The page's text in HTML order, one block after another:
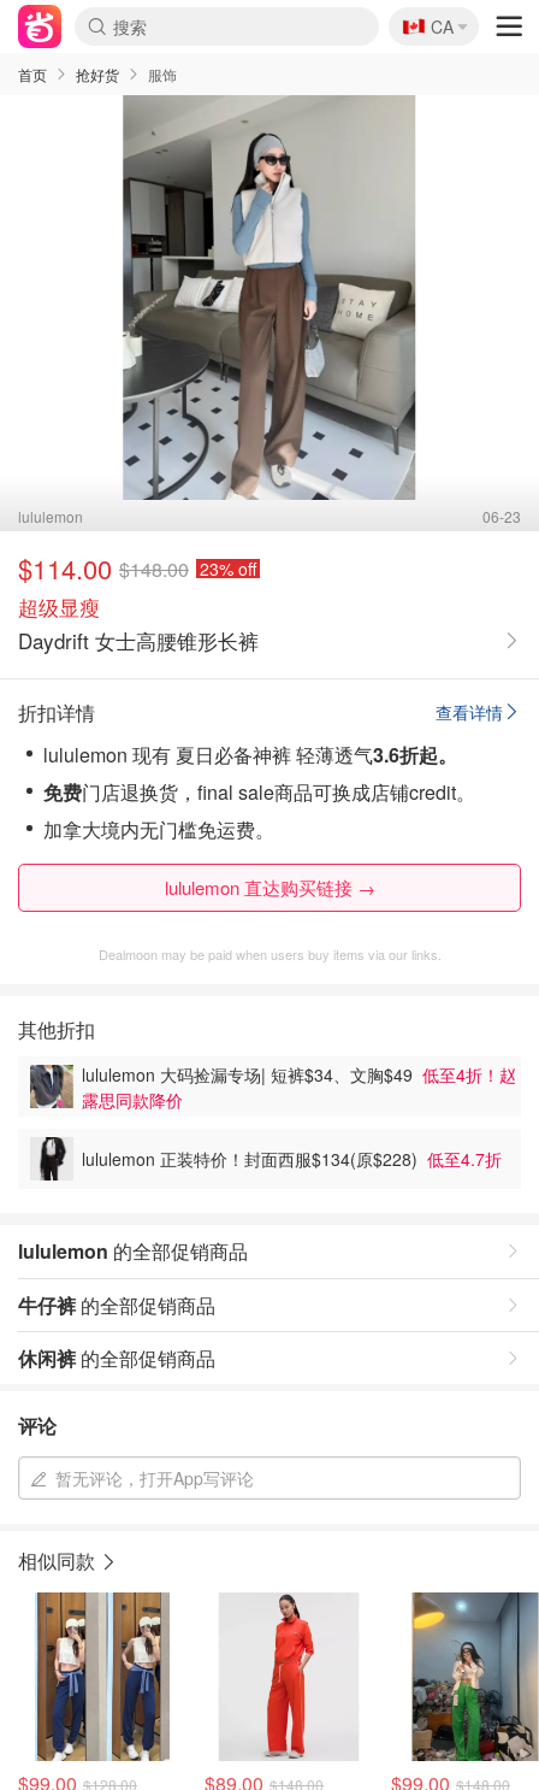
🇨🇦
CA
首页 抢好货 服饰
lululemon 06-23
$114.00 $148.00 23% off
超级显瘦
Daydrift 女士高腰锥形长裤
查看详情
折扣详情
lululemon 现有 夏日必备神裤 轻薄透气3.6折起。
免费门店退换货，final sale商品可换成店铺credit。
加拿大境内无门槛免运费。
lululemon 直达购买链接 →
Dealmoon may be paid when users buy items via our links.
其他折扣
lululemon 大码捡漏专场| 短裤$34、文胸$49 低至4折！赵
露思同款降价
lululemon 正装特价！封面西服$134(原$228) 低至4.7折
lululemon 的全部促销商品
牛仔裤 的全部促销商品
休闲裤 的全部促销商品
评论
暂无评论，打开App写评论
相似同款
$99.00 $128.00 $89.00 $148.00 $99.00 $148.00